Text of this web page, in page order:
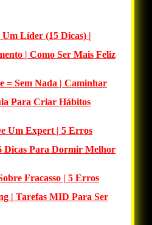
Líder (15 Dicas) |
| Como Ser Mais Feliz
= Sem Nada | Caminhar
Para Criar Hábitos
Um Expert | 5 Erros
Dicas Para Dormir Melhor
Fracasso | 5 Erros
| Tarefas MID Para Ser